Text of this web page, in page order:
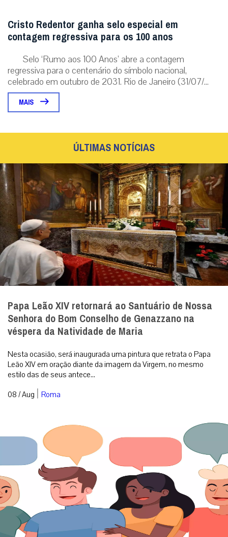
Cristo Redentor ganha selo especial em
contagem regressiva para os 100 anos
Selo ‘Rumo aos 100 Anos’ abre a contagem
regressiva para o centenário do símbolo nacional,
celebrado em outubro de 2031. Rio de Janeiro (31/07/...
MAIS
ÚLTIMAS NOTÍCIAS
Papa Leão XIV retornará ao Santuário de Nossa
Senhora do Bom Conselho de Genazzano na
véspera da Natividade de Maria
Nesta ocasião, será inaugurada uma pintura que retrata o Papa
Leão XIV em oração diante da imagem da Virgem, no mesmo
estilo das de seus antece...
08 / Aug | Roma